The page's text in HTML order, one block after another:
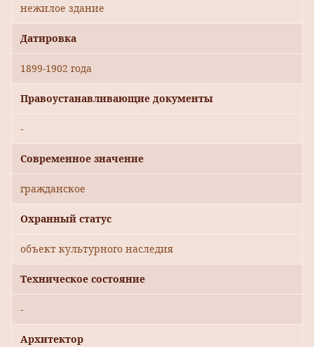
нежилое здание
Датировка
1899-1902 года
Правоустанавливающие документы
-
Современное значение
гражданское
Охранный статус
объект культурного наследия
Техническое состояние
-
Архитектор